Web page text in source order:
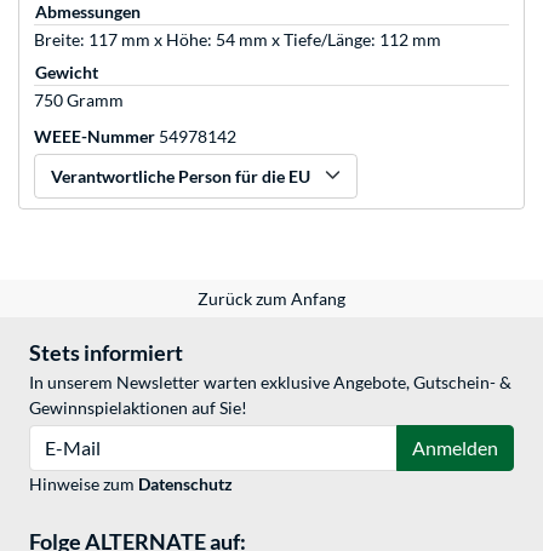
Abmessungen
Breite: 117 mm x Höhe: 54 mm x Tiefe/Länge: 112 mm
Gewicht
750 Gramm
WEEE-Nummer 54978142
Verantwortliche Person für die EU
Zurück zum Anfang
Stets informiert
In unserem Newsletter warten exklusive Angebote, Gutschein- &
Gewinnspielaktionen auf Sie!
Anmelden
Hinweise zum Datenschutz
Folge ALTERNATE auf: